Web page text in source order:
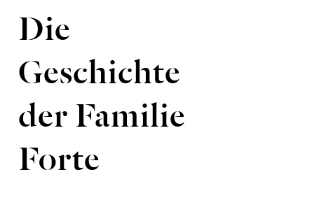
Die
Geschichte
der Familie
Forte